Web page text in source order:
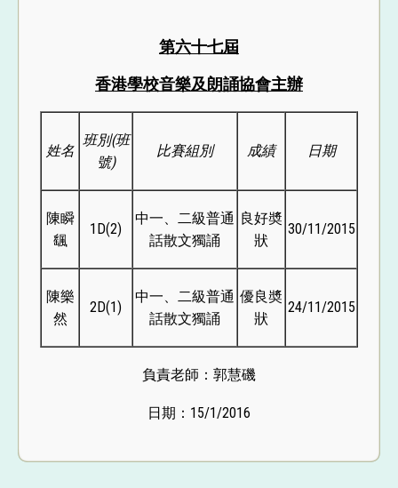
第六十七屆
香港學校音樂及朗誦協會主辦
姓名
班別(班
號)
比賽組別 成績 日期
陳瞬
颻
1D(2)
中一、二級普通
話散文獨誦
良好奬
狀
30/11/2015
陳樂
然
2D(1)
中一、二級普通
話散文獨誦
優良奬
狀
24/11/2015
負責老師：郭慧磯
日期：15/1/2016